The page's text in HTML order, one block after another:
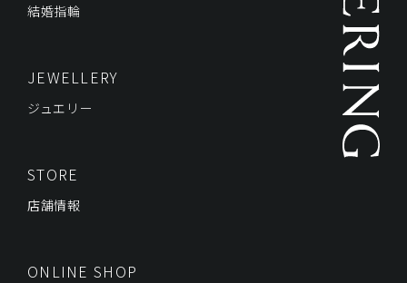
結婚指輪
JEWELLERY
ジュエリー
STORE
店舗情報
ONLINE SHOP